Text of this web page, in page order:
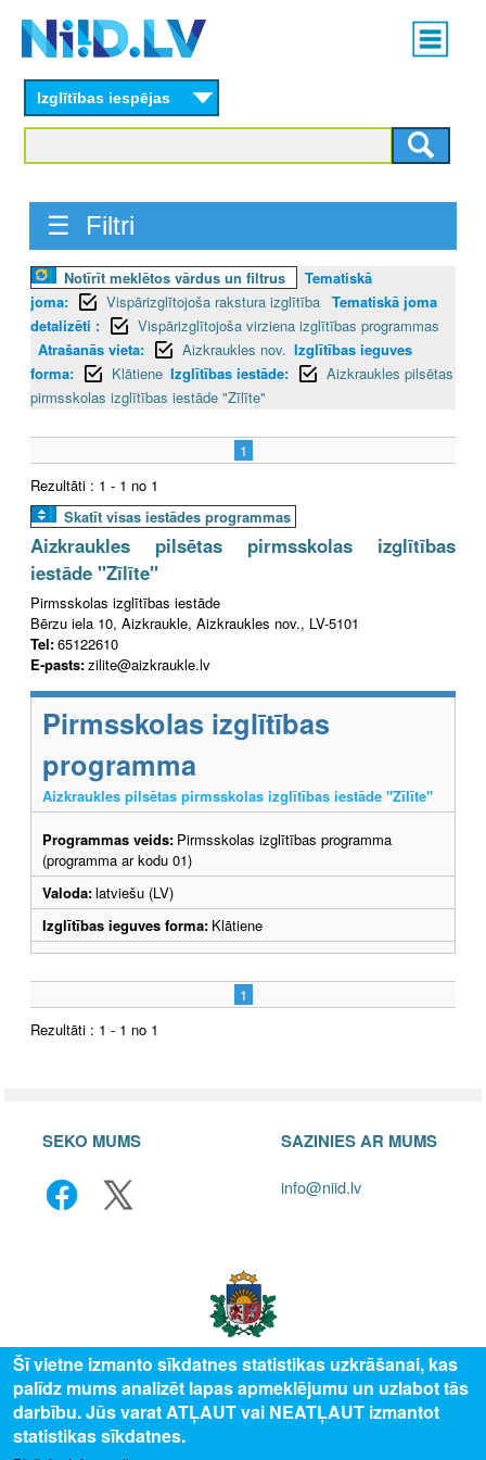
content
Main
menu
Izglītības iespējas
☰ Filtri
Notīrīt meklētos vārdus un filtrus
Tematiskā
joma:
Vispārizglītojoša rakstura izglītība Tematiskā joma
detalizēti :
Vispārizglītojoša virziena izglītības programmas
Atrašanās vieta:
Aizkraukles nov. Izglītības ieguves
forma:
Klātiene Izglītības iestāde:
Aizkraukles pilsētas
pirmsskolas izglītības iestāde "Zīlīte"
1
Rezultāti : 1 - 1 no 1
Skatīt visas iestādes programmas
Aizkraukles pilsētas pirmsskolas izglītības
iestāde "Zīlīte"
Pirmsskolas izglītības iestāde
Bērzu iela 10, Aizkraukle, Aizkraukles nov., LV-5101
Tel:65122610
E-pasts:zilite@aizkraukle.lv
Pirmsskolas izglītības
programma
Aizkraukles pilsētas pirmsskolas izglītības iestāde "Zīlīte"
Programmas veids: Pirmsskolas izglītības programma
(programma ar kodu 01)
Valoda:latviešu (LV)
Izglītības ieguves forma: Klātiene
1
Rezultāti : 1 - 1 no 1
SEKO MUMS SAZINIES AR MUMS
info@niid.lv
© 2025 Valsts izglītības attīstības aģentūra, publicētā satura visas tiesības
Šī vietne izmanto sīkdatnes statistikas uzkrāšanai, kas
palīdz mums analizēt lapas apmeklējumu un uzlabot tās
darbību. Jūs varat ATĻAUT vai NEATĻAUT izmantot
statistikas sīkdatnes.